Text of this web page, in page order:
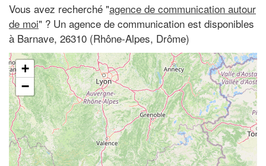
Vous avez recherché "agence de communication autour
de moi" ? Un agence de communication est disponibles
à Barnave, 26310 (Rhône-Alpes, Drôme)
+
−